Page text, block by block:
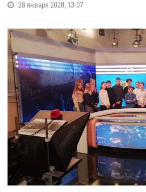
28 января 2020, 13:07